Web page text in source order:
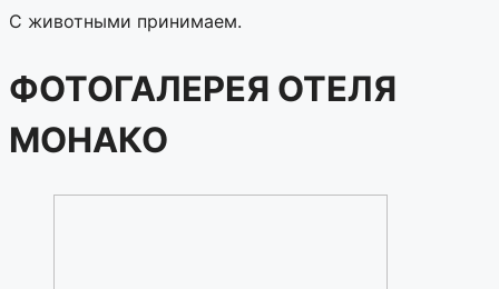
С животными принимаем.
ФОТОГАЛЕРЕЯ ОТЕЛЯ
МОНАКО